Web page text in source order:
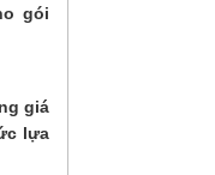
gói
giá
lựa